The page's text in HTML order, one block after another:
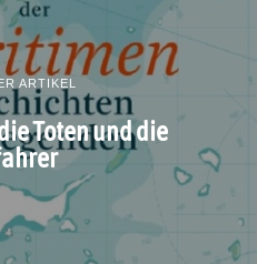
ARTIKEL
Toten und die